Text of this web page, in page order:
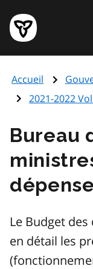
au
contenu
principal
Page
d'accueil
de
l'Ontario
Accueil
2021-2022
Bureau
Le Budget
en détail les